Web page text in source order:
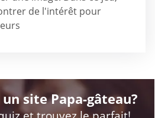
de l'intérêt pour
site Papa-gâteau?